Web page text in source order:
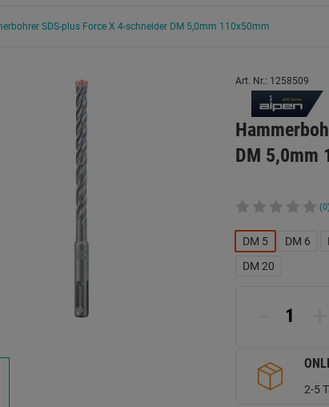
SDS-plus Force X 4-schneider DM 5,0mm 110x50mm
Art. Nr.: 1258509
DM 5,0mm
(0)
DM 5 DM 6
DM 20
2-5